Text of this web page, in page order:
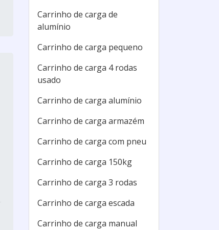
Carrinho de carga de
alumínio
Carrinho de carga pequeno
Carrinho de carga 4 rodas
usado
Carrinho de carga alumínio
Carrinho de carga armazém
Carrinho de carga com pneu
Carrinho de carga 150kg
Carrinho de carga 3 rodas
Carrinho de carga escada
Carrinho de carga manual